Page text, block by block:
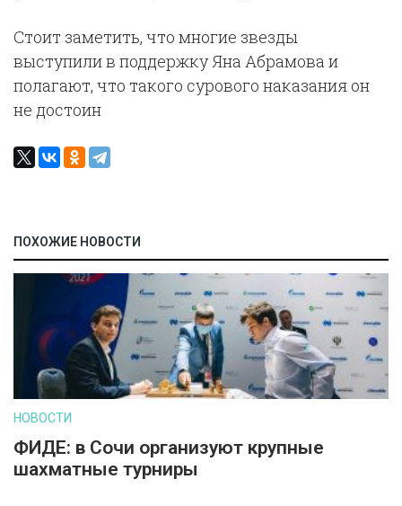
Стоит заметить, что многие звезды
выступили в поддержку Яна Абрамова и
полагают, что такого сурового наказания он
не достоин
ПОХОЖИЕ НОВОСТИ
НОВОСТИ
ФИДЕ: в Сочи организуют крупные
шахматные турниры